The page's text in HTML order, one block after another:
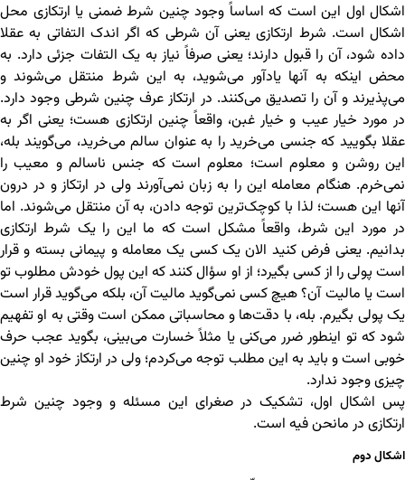
اشکال اول این است که اساساً وجود چنین شرط ضمنی یا ارتکازی محل
اشکال است. شرط ارتکازی یعنی آن شرطی که اگر اندک التفاتی به عقلا
داده شود، آن را قبول دارند؛ یعنی صرفاً نیاز به یک التفات جزئی دارد. به
محض اینکه به آنها یادآور می‌شوید، به این شرط منتقل می‌شوند و
می‌پذیرند و آن را تصدیق می‌کنند. در ارتکاز عرف چنین شرطی وجود دارد.
در مورد خیار عیب و خیار غبن، واقعاً چنین ارتکازی هست؛ یعنی اگر به
عقلا بگویید که جنسی می‌خرید را به عنوان سالم می‌خرید، می‌گویند بله،
این روشن و معلوم است؛ معلوم است که جنس ناسالم و معیب را
نمی‌خرم. هنگام معامله این را به زبان نمی‌آورند ولی در ارتکاز و در درون
آنها این هست؛ لذا با کوچک‌ترین توجه دادن، به آن منتقل می‌شوند. اما
در مورد این شرط، واقعاً مشکل است که ما این را یک شرط ارتکازی
بدانیم. یعنی فرض کنید الان یک کسی یک معامله و پیمانی بسته و قرار
است پولی را از کسی بگیرد؛ از او سؤال کنند که این پول خودش مطلوب تو
است یا مالیت آن؟ هیچ کسی نمی‌گوید مالیت آن، بلکه می‌گوید قرار است
یک پولی بگیرم. بله، با دقت‌ها و محاسباتی ممکن است وقتی به او تفهیم
شود که تو اینطور ضرر می‌کنی یا مثلاً خسارت می‌بینی، بگوید عجب حرف
خوبی است و باید به این مطلب توجه می‌کردم؛ ولی در ارتکاز خود او چنین
چیزی وجود ندارد.
پس اشکال اول، تشکیک در صغرای این مسئله و وجود چنین شرط
ارتکازی در مانحن فیه است.
اشکال دوم